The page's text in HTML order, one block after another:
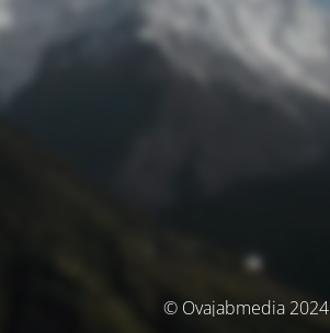
© Ovajabmedia 2024